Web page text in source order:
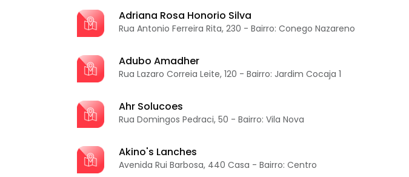
Adriana Rosa Honorio Silva
Rua Antonio Ferreira Rita, 230 - Bairro: Conego Nazareno
Adubo Amadher
Rua Lazaro Correia Leite, 120 - Bairro: Jardim Cocaja 1
Ahr Solucoes
Rua Domingos Pedraci, 50 - Bairro: Vila Nova
Akino's Lanches
Avenida Rui Barbosa, 440 Casa - Bairro: Centro